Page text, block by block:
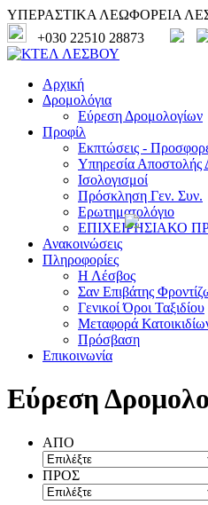
ΥΠΕΡΑΣΤΙΚΑ ΛΕΩΦΟΡΕΙΑ
+030 22510 28873
Αρχική
Δρομολόγια
Εύρεση Δρομολογίων
Προφίλ
Εκπτώσεις -
Υπηρεσία Αποστολής
Ισολογισμοί
Πρόσκληση Γεν. Συν.
Ερωτηματολόγιο
ΕΠΙΧΕΙΡΗΣΙΑΚΟ
Ανακοινώσεις
Πληροφορίες
Η Λέσβος
Σαν Επιβάτης
Γενικοί Όροι Ταξιδίου
Μεταφορά
Πρόσβαση
Επικοινωνία
Εύρεση
ΑΠΟ
ΠΡΟΣ